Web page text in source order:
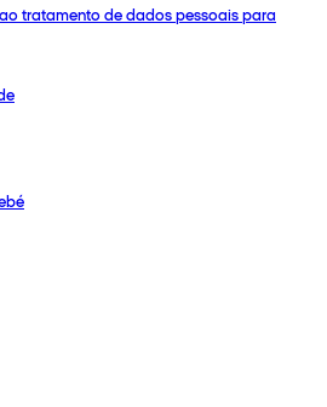
tratamento de dados pessoais para